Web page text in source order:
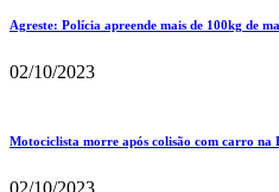
Agreste: Polícia apreende mais de 100kg de
02/10/2023
Motociclista morre após colisão com carro na
02/10/2023